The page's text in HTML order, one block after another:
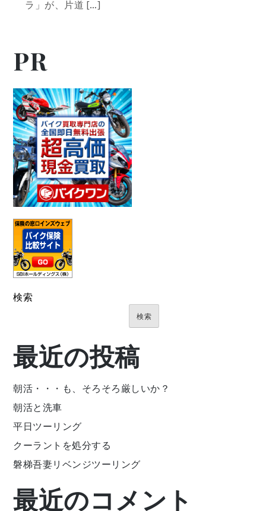
ラ」が、片道 […]
PR
検索
検索
最近の投稿
朝活・・・も、そろそろ厳しいか？
朝活と洗車
平日ツーリング
クーラントを処分する
磐梯吾妻リベンジツーリング
最近のコメント